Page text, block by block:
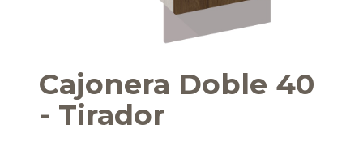
Cajonera Doble 40
- Tirador